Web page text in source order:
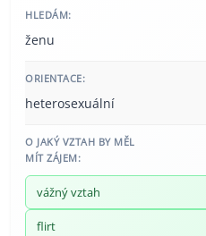
HLEDÁM:
ženu
ORIENTACE:
heterosexuální
O JAKÝ VZTAH BY MĚL
MÍT ZÁJEM:
vážný vztah
flirt